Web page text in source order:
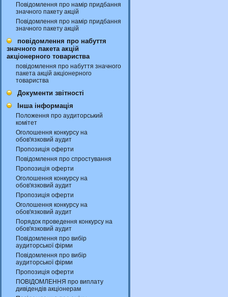
Повідомлення про намір придбання
значного пакету акцій
Повідомлення про намір придбання
значного пакету акцій
повідомлення про набуття
значного пакета акцій
акціонерного товариства
повідомлення про набуття значного
пакета акцій акціонерного
товариства
Документи звітності
Інша інформація
Положення про аудиторський
комітет
Оголошення конкурсу на
обов'язковий аудит
Пропозиція оферти
Повідомлення про спростування
Пропозиція оферти
Оголошення конкурсу на
обов'язковий аудит
Пропозиція оферти
Оголошення конкурсу на
обов'язковий аудит
Порядок проведення конкурсу на
обов'язковий аудит
Повідомлення про вибір
аудиторської фірми
Повідомлення про вибір
аудиторської фірми
Пропозиція оферти
ПОВІДОМЛЕННЯ про виплату
дивідендів акціонерам